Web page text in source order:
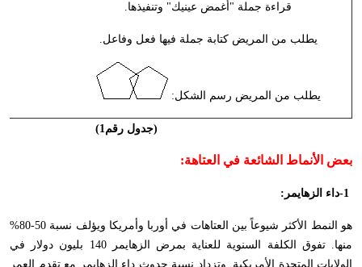
قراءة جملة "أغمض عينيك" وتنفيذها.
يطلب من المريض كتابة جملة فيها فعل وفاعل.
يطلب من المريض رسم الشكل:
(جدول رقم1)
بعض الأنماط الشائعة في العتاهة:
-1داء الزهايمر :
هو النمط الأكثر شيوعاً بين العتاهات في أوربا وأمريكا ويؤلف نسبة 50-80%
منها. تفوق الكلفة السنوية للعناية بمرض الزهايمر 140 بليون دولار في
الولايات المتحدة الأمريكية. وتزداد نسبة حدوث داء الزهايمر مع تقدم العمر